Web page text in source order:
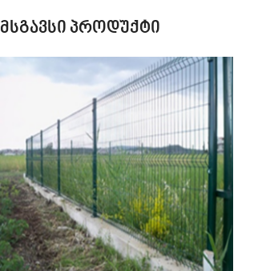
მსგავსი პროდუქტი